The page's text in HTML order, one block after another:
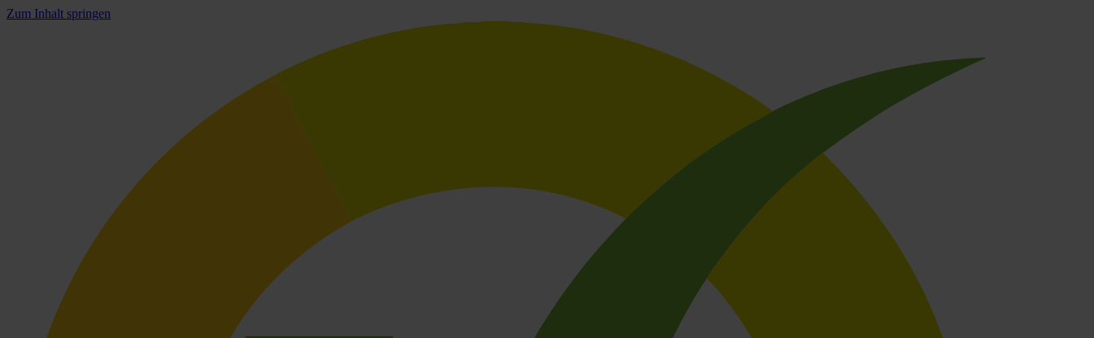
Zum Inhalt springen